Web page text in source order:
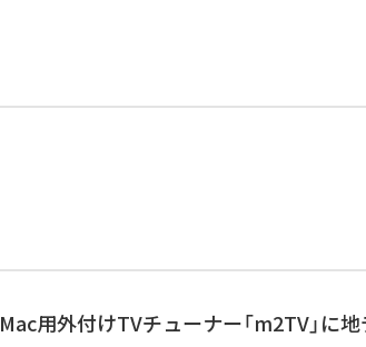
Mac用外付けTVチューナー「m2TV」に